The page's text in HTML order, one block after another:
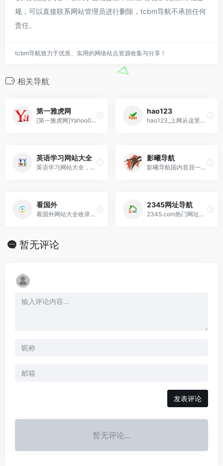
规，可以直接联系网站管理员进行删除，tcbm导航不承担任何
责任。
tcbm导航致力于优质、实用的网络站点资源收集与分享！
相关导航
第一雅虎网
[第一雅虎网]Yahoo001.com目录之家是全人工编辑的网站分类目录及资讯发布平台，收录国内外、各行业优秀网站，旨在为用户提供网站分类目录网站检索、优秀网站
hao123
hao123_上网从这里开始
英语学习网站大全
英语学习网站大全，英语网址之家，英语学习上网导航，小语种学习导航，网上最全的学英语的好网站汇总。汇集国内外优秀的英语学习网站，是广大外语爱好者学习导航。
影曦导航
影曦导航国内首屈一指的技术教程活动导航分类平台，站点已累计收录数千网站，累计为中国网民提供多达数亿的访问点击，满足用户随时查阅最全面最权威的文章资讯教程，为您提
看国外
看国外网站大全收录了国外著名的网站、好玩的、好看的、有趣的国外网站以及实用的、优秀的国外网站，包括国外视频、国外购物、国外交友、国外新闻等多种类型，打造最专业的
2345网址导航
2345.com热门网址导航站网罗精彩实用网址，如音乐、小说、NBA、财经、购物、视频、软件及热门游戏网址大全等，二三四五网址导航提供了多种搜索引擎入口、实用查
暂无评论
发表评论
暂无评论...